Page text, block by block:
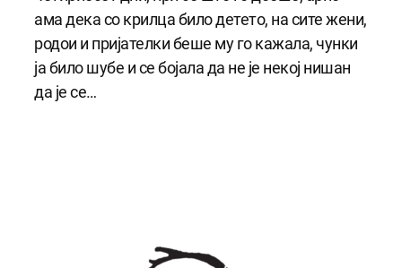
ама дека со крилца било детето, на сите жени,
родои и пријателки беше му го кажала, чунки
ја било шубе и се бојала да не је некој нишан
да је се…